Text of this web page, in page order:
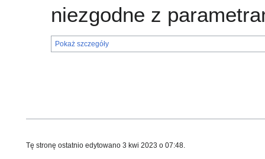
niezgodne z
Pokaż szczegóły
Tę stronę ostatnio edytowano 3 kwi 2023 o 07:48.